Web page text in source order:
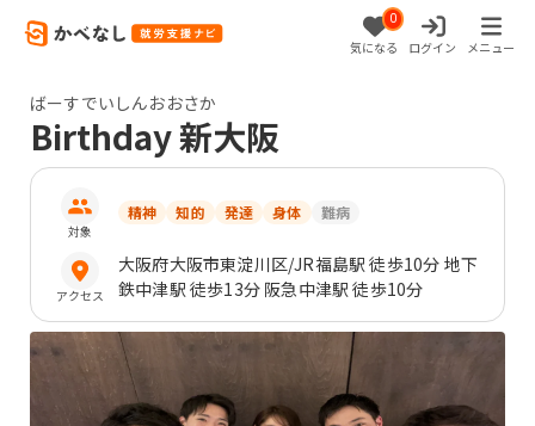
0
気になる ログイン メニュー
ばーすでいしんおおさか
Birthday 新大阪
対象
精神 知的 発達 身体 難病
アクセス
大阪府大阪市東淀川区/JR福島駅 徒歩10分 地下
鉄中津駅 徒歩13分 阪急中津駅 徒歩10分